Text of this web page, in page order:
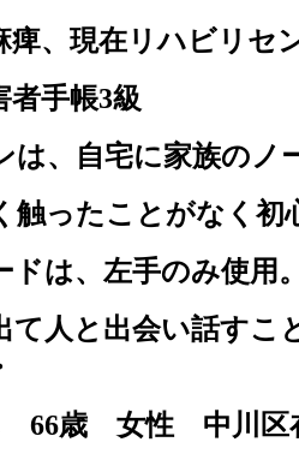
痺、現在リハビリセ
者手帳3級
は、自宅に家族のノ
触ったことがなく初
ドは、左手のみ使用
て人と出会い話すこ
66歳 女性 中川区